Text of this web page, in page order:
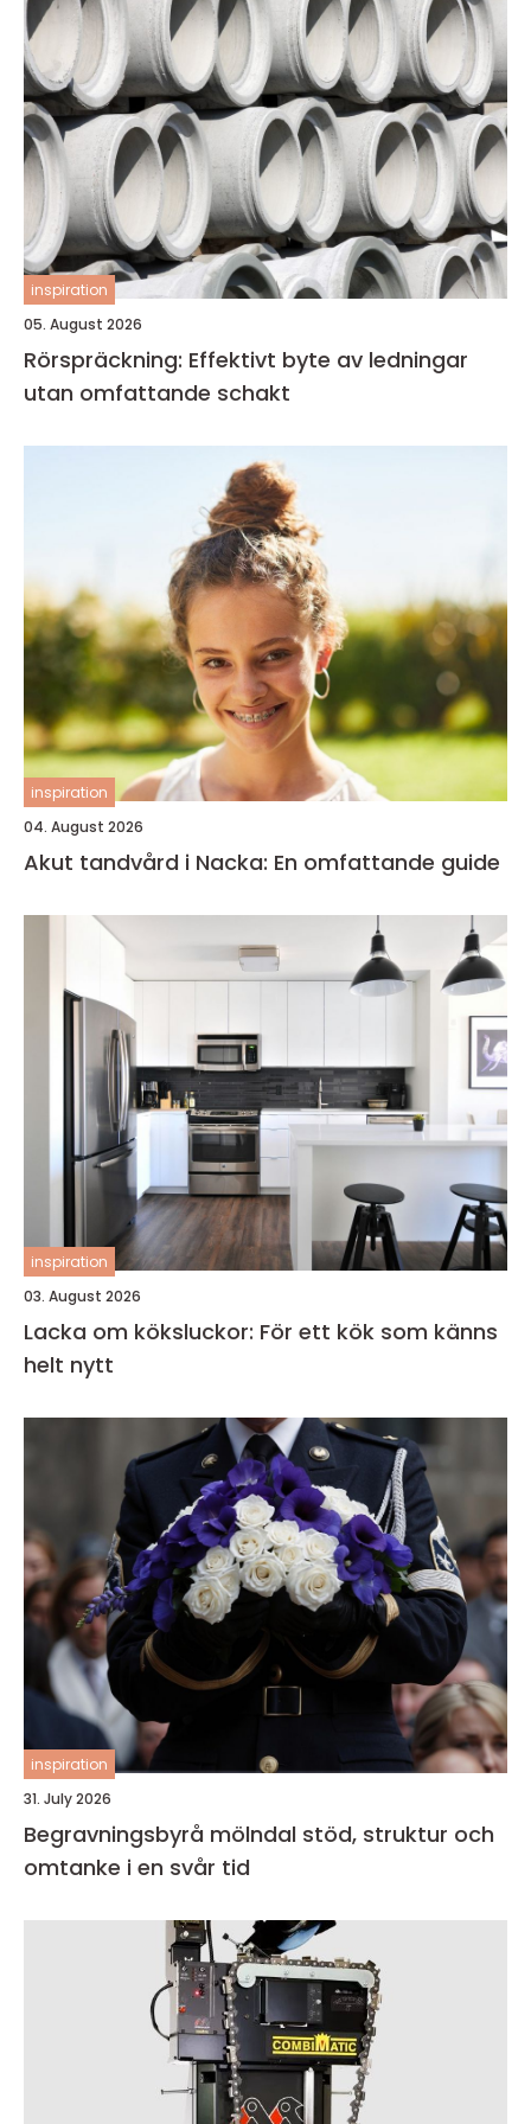
inspiration
05. August 2026
Rörspräckning: Effektivt byte av ledningar
utan omfattande schakt
inspiration
04. August 2026
Akut tandvård i Nacka: En omfattande guide
inspiration
03. August 2026
Lacka om köksluckor: För ett kök som känns
helt nytt
inspiration
31. July 2026
Begravningsbyrå mölndal stöd, struktur och
omtanke i en svår tid